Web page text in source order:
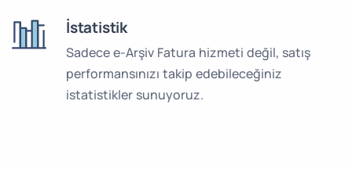
İstatistik
Sadece e-Arşiv Fatura hizmeti değil, satış
performansınızı takip edebileceğiniz
istatistikler sunuyoruz.